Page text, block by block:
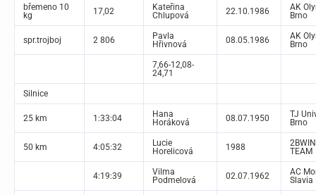
břemeno 10
kg
17,02
Kateřina
Chlupová
22.10.1986
AK
Brno
spr.trojboj 2 806
Pavla
Hřivnová
08.05.1986
AK
Brno
7,66-12,08-
24,71
Silnice
25 km 1:33:04
Hana
Horáková
08.07.1950
TJ
Brno
50 km 4:05:32
Lucie
Horelicová
1988
TEAM
4:19:39
Vilma
Podmelová
02.07.1962
AC
Slavia